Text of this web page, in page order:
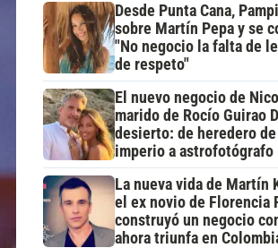
Desde Punta Cana,
sobre Martín Pepa y se
"No negocio la falta de
de respeto"
El nuevo negocio de
marido de Rocío Guirao
desierto: de heredero de
imperio a astrofotógrafo
La nueva vida de Martín
el ex novio de Florencia
construyó un negocio
ahora triunfa en